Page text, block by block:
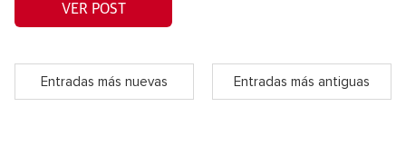
VER POST
Entradas más nuevas Entradas más antiguas